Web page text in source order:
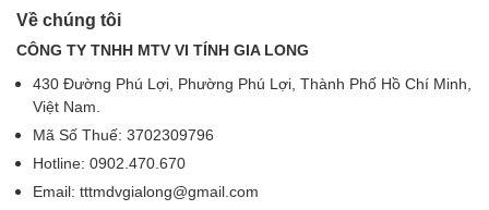
Về chúng tôi
CÔNG TY TNHH MTV VI TÍNH GIA LONG
430 Đường Phú Lợi, Phường Phú Lợi, Thành Phố Hồ Chí Minh,
Việt Nam.
Mã Số Thuế: 3702309796
Hotline: 0902.470.670
Email: tttmdvgialong@gmail.com